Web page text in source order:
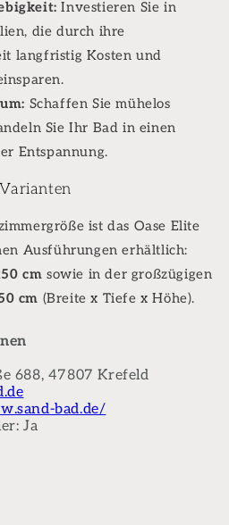
Investieren Sie in
die durch ihre
langfristig Kosten und
Schaffen Sie mühelos
Sie Ihr Bad in einen
Entspannung.
ist das Oase Elite
Ausführungen erhältlich:
cm sowie in der großzügigen
cm (Breite x Tiefe x Höhe).
688, 47807 Krefeld
bad.de/
Ja